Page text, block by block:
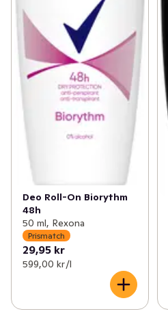
Deo Roll-On Biorythm
48h
50 ml, Rexona
Prismatch
29,95 kr
599,00 kr /l